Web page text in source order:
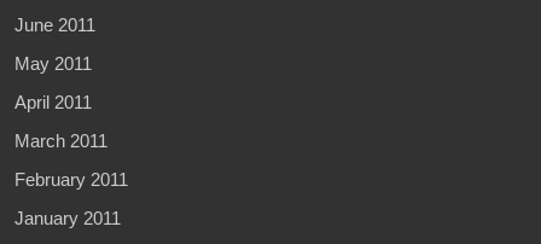
June 2011
May 2011
April 2011
March 2011
February 2011
January 2011